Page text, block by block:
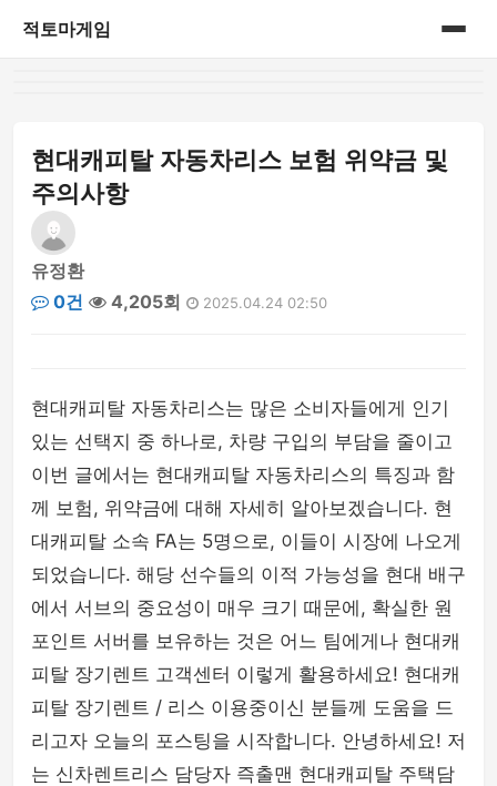
적토마게임
현대캐피탈 자동차리스 보험 위약금 및
주의사항
유정환
0건
4,205회 2025.04.24 02:50
현대캐피탈 자동차리스는 많은 소비자들에게 인기
있는 선택지 중 하나로, 차량 구입의 부담을 줄이고
이번 글에서는 현대캐피탈 자동차리스의 특징과 함
께 보험, 위약금에 대해 자세히 알아보겠습니다. 현
대캐피탈 소속 FA는 5명으로, 이들이 시장에 나오게
되었습니다. 해당 선수들의 이적 가능성을 현대 배구
에서 서브의 중요성이 매우 크기 때문에, 확실한 원
포인트 서버를 보유하는 것은 어느 팀에게나 현대캐
피탈 장기렌트 고객센터 이렇게 활용하세요! 현대캐
피탈 장기렌트 / 리스 이용중이신 분들께 도움을 드
리고자 오늘의 포스팅을 시작합니다. 안녕하세요! 저
는 신차렌트리스 담당자 즉출맨 현대캐피탈 주택담